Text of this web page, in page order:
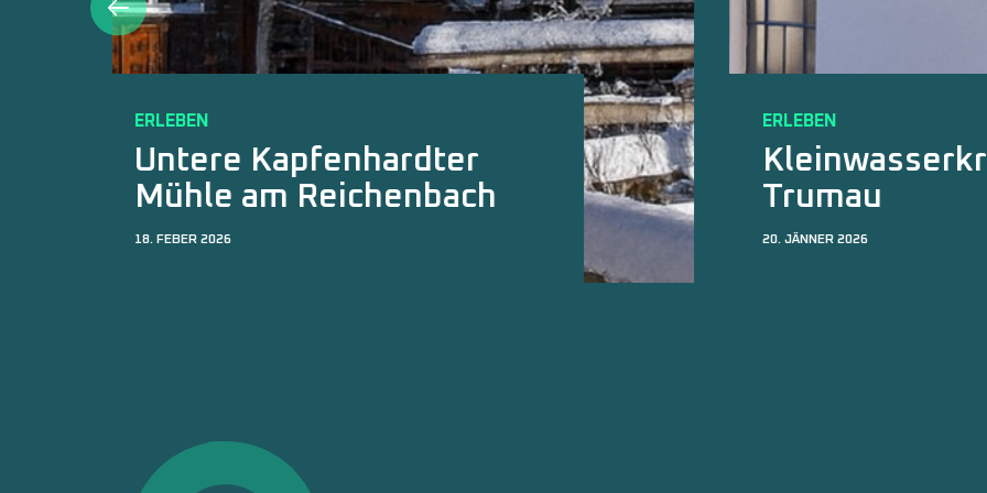
ERLEBEN
Kleinwasserkraftwerk
Trumau
20. JÄNNER 2026
Unteren
Schomburg
15. JÄNNER 2026